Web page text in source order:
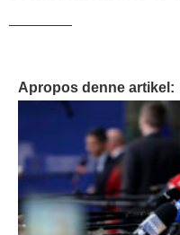
Apropos denne artikel: